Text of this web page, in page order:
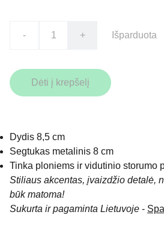
- + Išparduota
Dėti į krepšelį
Dydis 8,5 cm
Segtukas metalinis 8 cm
Tinka ploniems ir vidutinio storumo
Stiliaus akcentas, įvaizdžio detalė,
būk matoma!
Sukurta ir pagaminta Lietuvoje -